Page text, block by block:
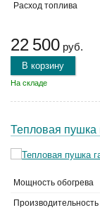
Расход топлива
22 500 руб.
В корзину
На складе
Тепловая пушка
Мощность обогрева